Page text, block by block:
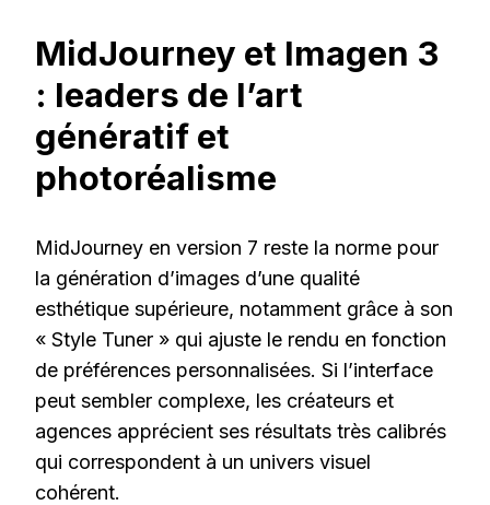
MidJourney et Imagen 3
: leaders de l’art
génératif et
photoréalisme
MidJourney en version 7 reste la norme pour
la génération d’images d’une qualité
esthétique supérieure, notamment grâce à son
« Style Tuner » qui ajuste le rendu en fonction
de préférences personnalisées. Si l’interface
peut sembler complexe, les créateurs et
agences apprécient ses résultats très calibrés
qui correspondent à un univers visuel
cohérent.